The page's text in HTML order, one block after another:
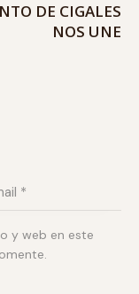
DE CIGALES
NOS UNE
y web en este